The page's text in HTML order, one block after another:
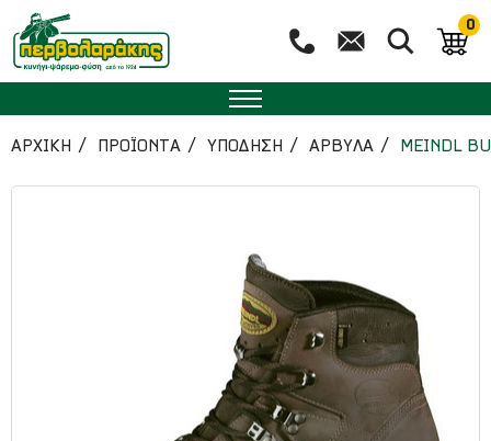
0
ΑΡΧΙΚΉ ΠΡΟΪΟΝΤΑ ΥΠΟΔΗΣΗ ΑΡΒΥΛΑ MEINDL